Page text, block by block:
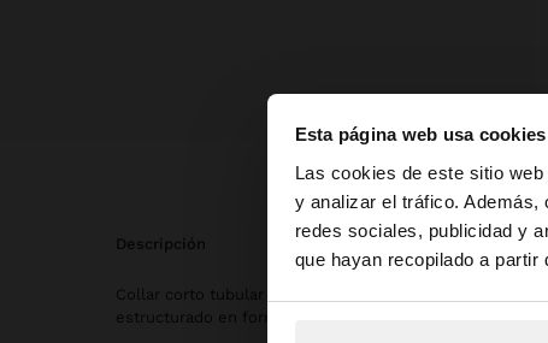
Esta página web usa cookies
Las cookies de este sitio
y analizar el tráfico.
redes sociales, publicidad y
que hayan recopilado a
hola
Estás accediendo a
descripción
Collar corto tubular con abalorios de vidrio en dos
estructurado en forma de cruz de abalorios. Acabado